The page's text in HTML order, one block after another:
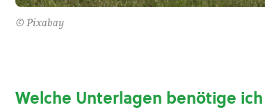
© Pixabay
Welche Unterlagen benötige